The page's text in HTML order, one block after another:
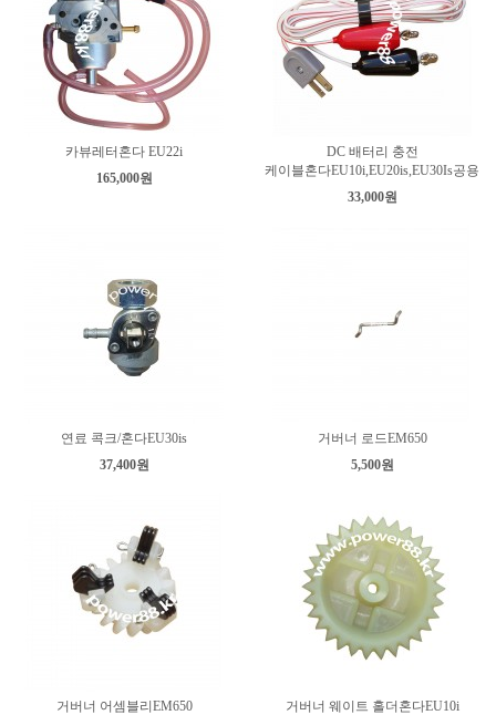
카뷰레터혼다 EU22i
165,000원
DC 배터리 충전
케이블혼다EU10i,EU20is,EU30Is공용
33,000원
연료 콕크/혼다EU30is
37,400원
거버너 로드EM650
5,500원
거버너 어셈블리EM650
거버너 웨이트 홀더혼다EU10i